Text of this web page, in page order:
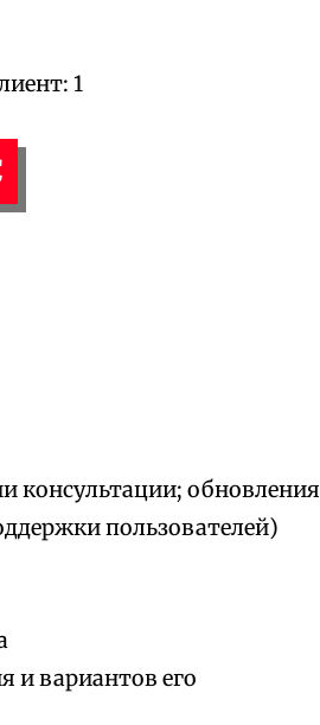
1
консультации; обновления
пользователей)
и вариантов его